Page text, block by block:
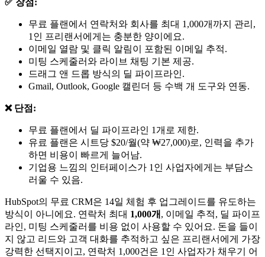
무료 플랜에서 연락처와 회사를 최대 1,000개까지 관리,
1인 프리랜서에게는 충분한 양이에요.
이메일 열람 및 클릭 알림이 포함된 이메일 추적.
미팅 스케줄러와 라이브 채팅 기본 제공.
드래그 앤 드롭 방식의 딜 파이프라인.
Gmail, Outlook, Google 캘린더 등 수백 개 도구와 연동.
❌ 단점:
무료 플랜에서 딜 파이프라인 1개로 제한.
유료 플랜은 시트당 $20/월(약 ₩27,000)로, 인력을 추가
하면 비용이 빠르게 늘어남.
기업용 느낌의 인터페이스가 1인 사업자에게는 부담스
러울 수 있음.
HubSpot의 무료 CRM은 14일 체험 후 업그레이드를 유도하는
방식이 아니에요. 연락처 최대 1,000개 , 이메일 추적, 딜 파이프
라인, 미팅 스케줄러를 비용 없이 사용할 수 있어요. 돈을 들이
지 않고 리드와 고객 대화를 추적하고 싶은 프리랜서에게 가장
강력한 선택지이고, 연락처 1,000건은 1인 사업자가 채우기 어